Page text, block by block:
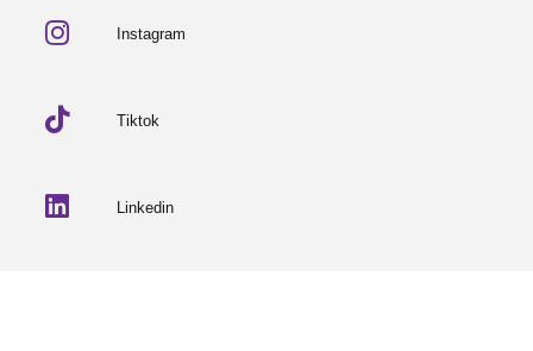
Instagram
Tiktok
Linkedin